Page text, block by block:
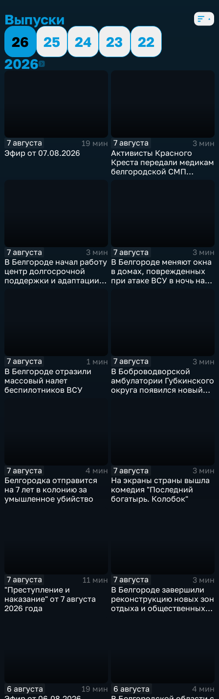
Выпуски
26
25 24 23
22
20262026
7 августа
19 мин
Эфир от 07.08.2026
7 августа
3 мин
Активисты Красного
Креста передали медикам
белгородской СМП
7 августа
3 мин
В Белгороде начал работу
центр долгосрочной
поддержки и адаптации
7 августа
3 мин
В Белгороде меняют окна
в домах, поврежденных
при атаке ВСУ в ночь на
7 августа
1 мин
В Белгороде отразили
массовый налет
беспилотников ВСУ
7 августа
3 мин
В Боброводворской
амбулатории Губкинского
округа появился новый
7 августа
4 мин
Белгородка отправится
на 7 лет в колонию за
умышленное убийство
7 августа
3 мин
На экраны страны вышла
комедия "Последний
богатырь. Колобок"
7 августа
11 мин
"Преступление и
наказание" от 7 августа
2026 года
7 августа
3 мин
В Белгороде завершили
реконструкцию новых зон
отдыха и общественных
6 августа
19 мин
6 августа
4 мин